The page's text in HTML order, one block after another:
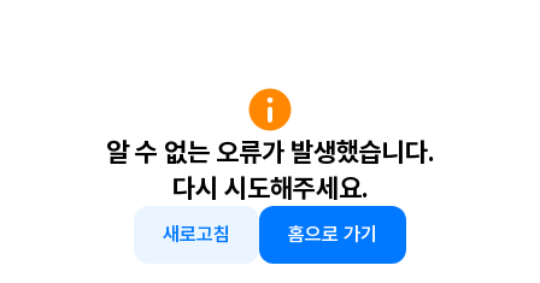
알 수 없는 오류가 발생했습니다.
다시 시도해주세요.
새로고침 홈으로 가기